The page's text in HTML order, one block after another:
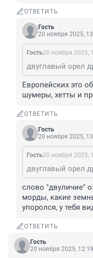
ОТВЕТИТЬ
Гость
20 ноября 2025,
Гость20 ноября 2025,
Европейских это
шумеры, хетты и
ОТВЕТИТЬ
Гость
20 ноября 2025,
Гость20 ноября 2025,
слово "двуличие"
морды, какие
упоролся, у тебя
ОТВЕТИТЬ
Гость
20 ноября 2025, 12:19